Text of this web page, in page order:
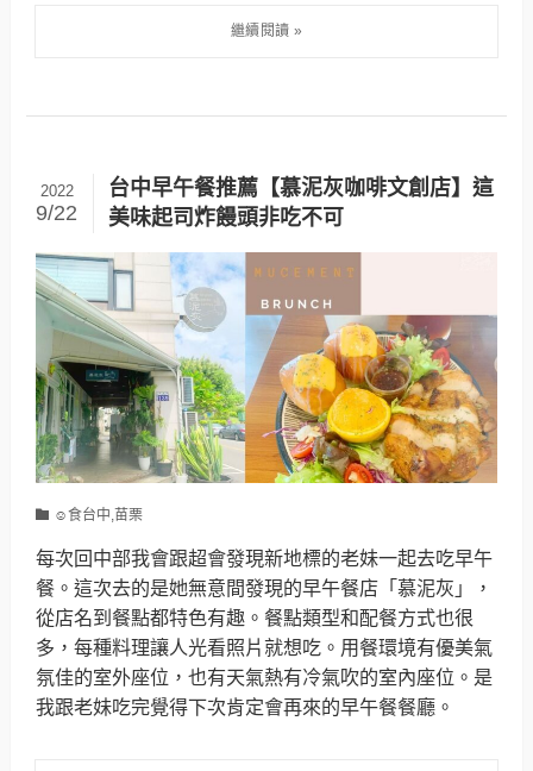
台中早午餐推薦【慕泥灰咖啡文創店】這
美味起司炸饅頭非吃不可
2022
9/22
☺食台中,苗栗
每次回中部我會跟超會發現新地標的老妹一起去吃早午
餐。這次去的是她無意間發現的早午餐店「慕泥灰」，
從店名到餐點都特色有趣。餐點類型和配餐方式也很
多，每種料理讓人光看照片就想吃。用餐環境有優美氣
氛佳的室外座位，也有天氣熱有冷氣吹的室內座位。是
我跟老妹吃完覺得下次肯定會再來的早午餐餐廳。